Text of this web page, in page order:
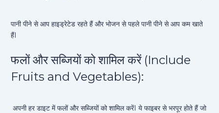
पानी पीने से आप हाइड्रेटेड रहते हैं और भोजन से पहले पानी पीने से आप कम खाते
हैंI
फलों और सब्जियों को शामिल करें (Include
Fruits and Vegetables):
अपनी हर डाइट में फलों और सब्जियों को शामिल करेंI ये फाइबर से भरपूर होते हैं जो